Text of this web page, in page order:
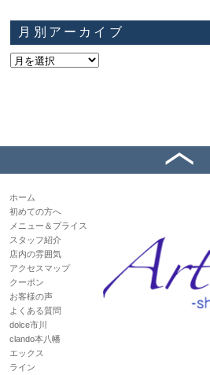
月別アーカイブ
ホーム
初めての方へ
メニュー＆プライス
スタッフ紹介
店内の雰囲気
アクセスマップ
クーポン
お客様の声
よくある質問
dolce市川
clando本八幡
エックス
ライン